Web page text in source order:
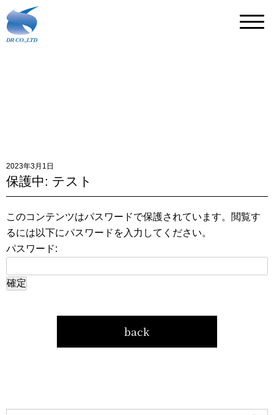
2023年3月1日
保護中: テスト
このコンテンツはパスワードで保護されています。閲覧す
るには以下にパスワードを入力してください。
パスワード:
back